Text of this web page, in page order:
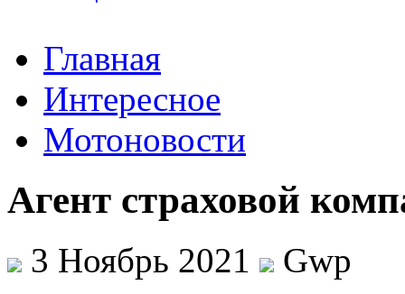
Главная
Интересное
Мотоновости
Агент страховой
3 Ноябрь 2021
Gwp